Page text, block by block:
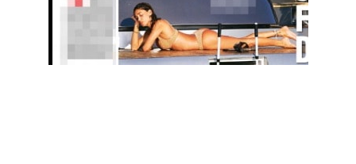
ShowBiz Social News
News dal mondo